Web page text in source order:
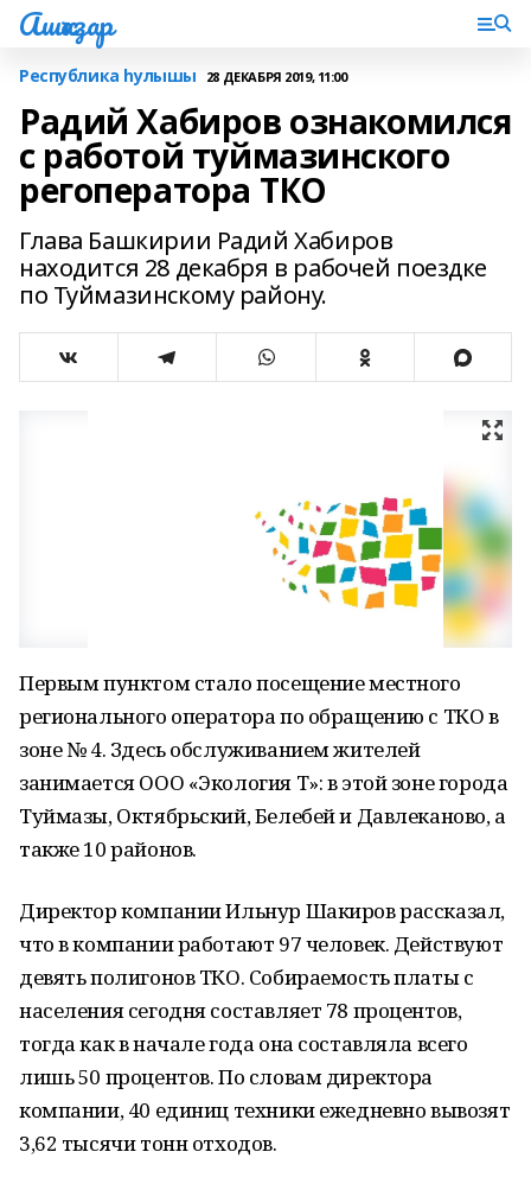
Ашҡаҙар
Республика һулышы 28 ДЕКАБРЯ 2019, 11:00
Радий Хабиров ознакомился
с работой туймазинского
регоператора ТКО
Глава Башкирии Радий Хабиров
находится 28 декабря в рабочей поездке
по Туймазинскому району.
Первым пунктом стало посещение местного
регионального оператора по обращению с ТКО в
зоне № 4. Здесь обслуживанием жителей
занимается ООО «Экология Т»: в этой зоне города
Туймазы, Октябрьский, Белебей и Давлеканово, а
также 10 районов.
Директор компании Ильнур Шакиров рассказал,
что в компании работают 97 человек. Действуют
девять полигонов ТКО. Собираемость платы с
населения сегодня составляет 78 процентов,
тогда как в начале года она составляла всего
лишь 50 процентов. По словам директора
компании, 40 единиц техники ежедневно вывозят
3,62 тысячи тонн отходов.